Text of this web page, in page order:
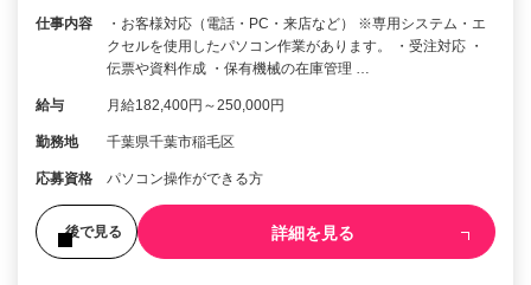
仕事内容
・お客様対応（電話・PC・来店など） ※専用システム・エ
クセルを使用したパソコン作業があります。 ・受注対応 ・
伝票や資料作成 ・保有機械の在庫管理 …
給与 月給182,400円～250,000円
勤務地 千葉県千葉市稲毛区
応募資格 パソコン操作ができる方
後で見る 詳細を見る